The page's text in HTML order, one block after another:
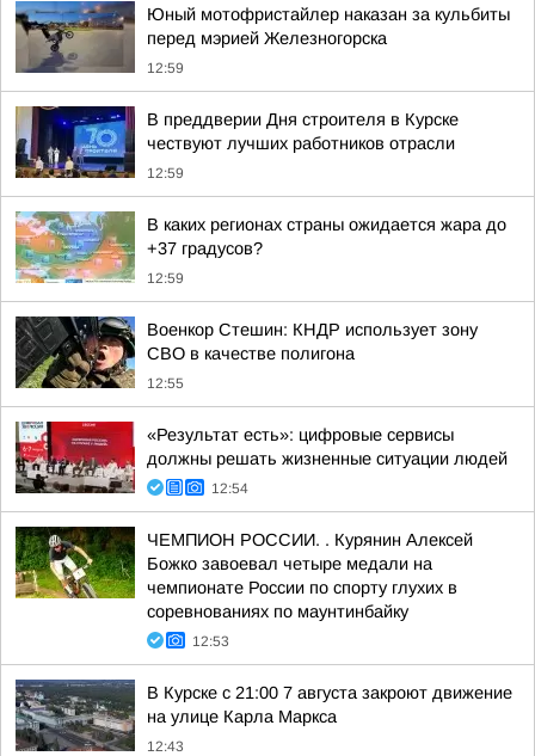
Юный мотофристайлер наказан за кульбиты
перед мэрией Железногорска
12:59
В преддверии Дня строителя в Курске
чествуют лучших работников отрасли
12:59
В каких регионах страны ожидается жара до
+37 градусов?
12:59
Военкор Стешин: КНДР использует зону
СВО в качестве полигона
12:55
«Результат есть»: цифровые сервисы
должны решать жизненные ситуации людей
12:54
ЧЕМПИОН РОССИИ. . Курянин Алексей
Божко завоевал четыре медали на
чемпионате России по спорту глухих в
соревнованиях по маунтинбайку
12:53
В Курске с 21:00 7 августа закроют движение
на улице Карла Маркса
12:43